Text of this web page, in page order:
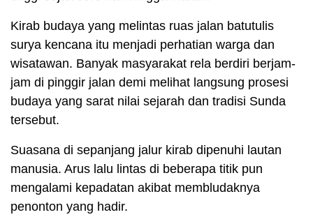
Kirab budaya yang melintas ruas jalan batutulis
surya kencana itu menjadi perhatian warga dan
wisatawan. Banyak masyarakat rela berdiri berjam-
jam di pinggir jalan demi melihat langsung prosesi
budaya yang sarat nilai sejarah dan tradisi Sunda
tersebut.
Suasana di sepanjang jalur kirab dipenuhi lautan
manusia. Arus lalu lintas di beberapa titik pun
mengalami kepadatan akibat membludaknya
penonton yang hadir.